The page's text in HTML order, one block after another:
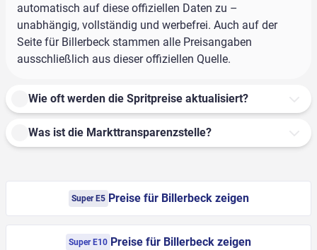
automatisch auf diese offiziellen Daten zu –
unabhängig, vollständig und werbefrei. Auch auf der
Seite für Billerbeck stammen alle Preisangaben
ausschließlich aus dieser offiziellen Quelle.
Wie oft werden die Spritpreise aktualisiert?
Was ist die Markttransparenzstelle?
Super E5 Preise für Billerbeck zeigen
Super E10 Preise für Billerbeck zeigen